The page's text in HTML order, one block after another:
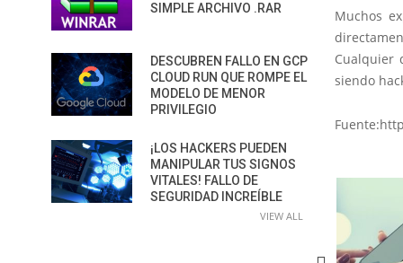
Muchos
Cualquier
siendo
SIMPLE ARCHIVO .RAR
DESCUBREN FALLO EN GCP
CLOUD RUN QUE ROMPE EL
MODELO DE MENOR
PRIVILEGIO
¡LOS HACKERS PUEDEN
MANIPULAR TUS SIGNOS
VITALES! FALLO DE
SEGURIDAD INCREÍBLE
VIEW ALL